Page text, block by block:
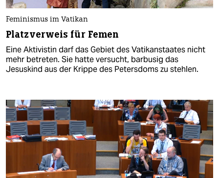
Feminismus im Vatikan
Platzverweis für Femen
Eine Aktivistin darf das Gebiet des Vatikanstaates nicht
mehr betreten. Sie hatte versucht, barbusig das
Jesuskind aus der Krippe des Petersdoms zu stehlen.